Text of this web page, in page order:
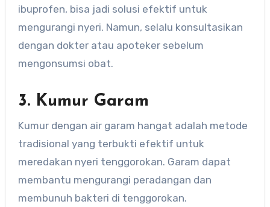
ibuprofen, bisa jadi solusi efektif untuk
mengurangi nyeri. Namun, selalu konsultasikan
dengan dokter atau apoteker sebelum
mengonsumsi obat.
3. Kumur Garam
Kumur dengan air garam hangat adalah metode
tradisional yang terbukti efektif untuk
meredakan nyeri tenggorokan. Garam dapat
membantu mengurangi peradangan dan
membunuh bakteri di tenggorokan.